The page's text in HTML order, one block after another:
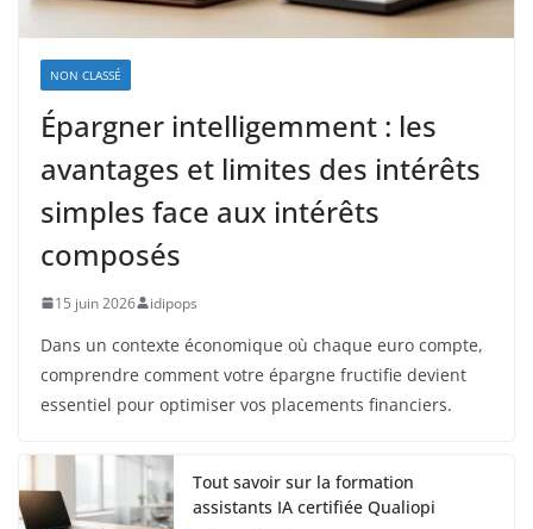
NON CLASSÉ
Épargner intelligemment : les
avantages et limites des intérêts
simples face aux intérêts
composés
15 juin 2026 idipops
Dans un contexte économique où chaque euro compte,
comprendre comment votre épargne fructifie devient
essentiel pour optimiser vos placements financiers.
Tout savoir sur la formation
assistants IA certifiée Qualiopi